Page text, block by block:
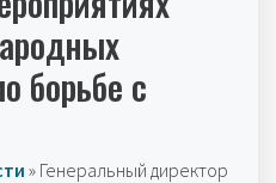
борьбе с
» Генеральный директор